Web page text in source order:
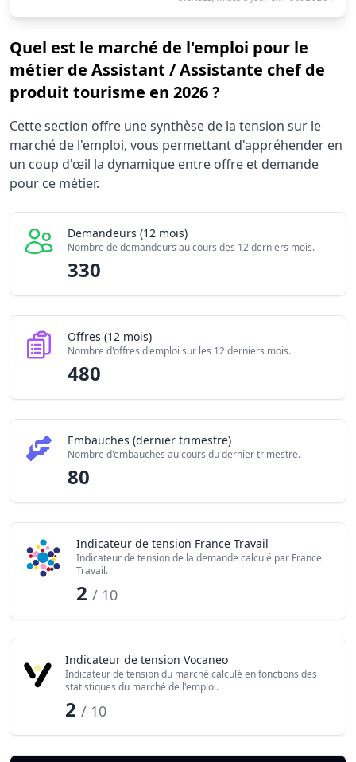
Quel est le marché de l'emploi pour le
métier de Assistant / Assistante chef de
produit tourisme en 2026 ?
Statistiques recrutement Assistant / Assistante chef de
Indicateur
Demandeurs d'emploi (12 mois)
Offres publiées (12 mois)
Indice de tension globale
Cette section offre une synthèse de la tension sur le
marché de l'emploi, vous permettant d'appréhender en
un coup d'œil la dynamique entre offre et demande
pour ce métier.
Demandeurs (12 mois)
Nombre de demandeurs au cours des 12 derniers mois.
330
Offres (12 mois)
Nombre d'offres d'emploi sur les 12 derniers mois.
480
Embauches (dernier trimestre)
Nombre d'embauches au cours du dernier trimestre.
80
Indicateur de tension France Travail
Indicateur de tension de la demande calculé par France
Travail.
2/ 10
Indicateur de tension Vocaneo
Indicateur de tension du marché calculé en fonctions des
statistiques du marché de l'emploi.
2 / 10